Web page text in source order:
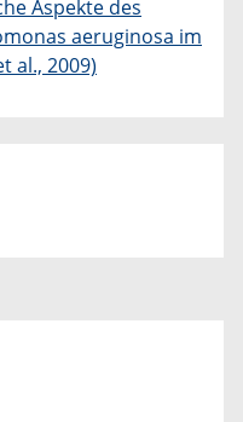
Aspekte des
aeruginosa im
al., 2009)